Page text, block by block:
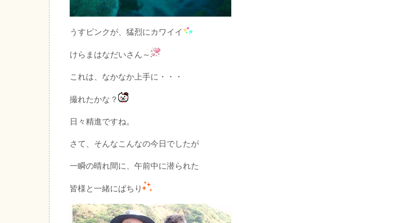
うすピンクが、猛烈にカワイイ
けらまはなだいさん～
これは、なかなか上手に・・・
撮れたかな？
日々精進ですね。
さて、そんなこんなの今日でしたが
一瞬の晴れ間に、午前中に潜られた
皆様と一緒にぱちり